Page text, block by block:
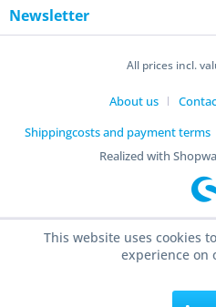
Newsletter
All prices incl.
About us
Shippingcosts and payment terms
Realized with
This website uses cookies
experience on